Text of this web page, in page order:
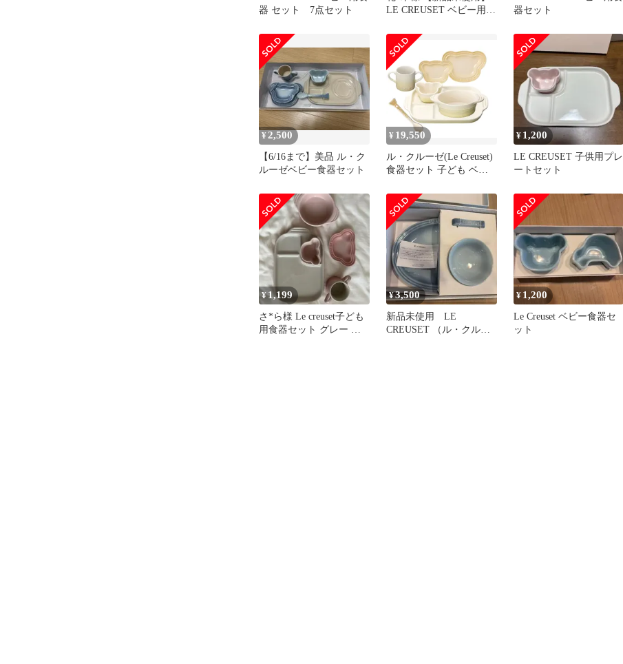
器 セット 7点セット
LE CREUSET ベビー用食
器セット
¥ 2,500
【6/16まで】美品 ル・ク
ルーゼベビー食器セット
¥ 19,550
ル・クルーゼ(Le Creuset)
食器セット 子ども ベビ
ット デューン 耐熱 耐冷
電子レンジ オーブン 対
応 出産祝い お食い初め
男の子 女の子 ギフト
【日本正規販売品】 [デ
ューン] [テーブルウェア
セット]
¥ 1,200
LE CREUSET 子供用プレ
ートセット
¥1,199
さ*ら様 Le creuset子ども
用食器セット グレー ピ
¥3,500
新品未使用 LE
CREUSET （ル・クルー
¥ 1,200
Le Creuset ベビー食器セ
ット